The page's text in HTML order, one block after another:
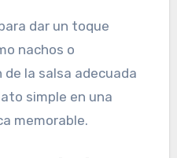
dar un toque
nachos o
la salsa adecuada
simple en una
memorable.